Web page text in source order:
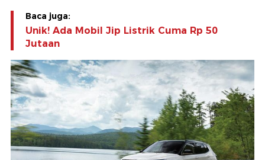
Baca juga:
Unik! Ada Mobil Jip Listrik Cuma Rp 50
Jutaan